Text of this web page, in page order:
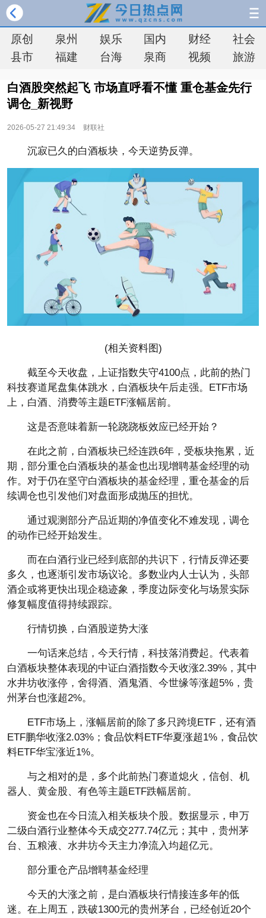
原创 泉州 娱乐 国内 财经
社会
县市
福建 台海 泉商 视频 旅游
白酒股突然起飞 市场直呼看不懂 重仓基金先行
调仓_新视野
2026-05-27 21:49:34 财联社
沉寂已久的白酒板块，今天逆势反弹。
(相关资料图)
截至今天收盘，上证指数失守4100点，此前的热门
科技赛道尾盘集体跳水，白酒板块午后走强。ETF市场
上，白酒、消费等主题ETF涨幅居前。
这是否意味着新一轮跷跷板效应已经开始？
在此之前，白酒板块已经连跌6年，受板块拖累，近
期，部分重仓白酒板块的基金也出现增聘基金经理的动
作。对于仍在坚守白酒板块的基金经理，重仓基金的后
续调仓也引发他们对盘面形成抛压的担忧。
通过观测部分产品近期的净值变化不难发现，调仓
的动作已经开始发生。
而在白酒行业已经到底部的共识下，行情反弹还要
多久，也逐渐引发市场议论。多数业内人士认为，头部
酒企或将更快出现企稳迹象，季度边际变化与场景实际
修复幅度值得持续跟踪。
行情切换，白酒股逆势大涨
一句话来总结，今天行情，科技落消费起。代表着
白酒板块整体表现的中证白酒指数今天收涨2.39%，其中
水井坊收涨停，舍得酒、酒鬼酒、今世缘等涨超5%，贵
州茅台也涨超2%。
ETF市场上，涨幅居前的除了多只跨境ETF，还有酒
ETF鹏华收涨2.03%；食品饮料ETF华夏涨超1%，食品饮
料ETF华宝涨近1%。
与之相对的是，多个此前热门赛道熄火，信创、机
器人、黄金股、有色等主题ETF跌幅居前。
资金也在今日流入相关板块个股。数据显示，申万
二级白酒行业整体今天成交277.74亿元；其中，贵州茅
台、五粮液、水井坊今天主力净流入均超亿元。
部分重仓产品增聘基金经理
今天的大涨之前，是白酒板块行情接连多年的低
迷。在上周五，跌破1300元的贵州茅台，已经创近20个